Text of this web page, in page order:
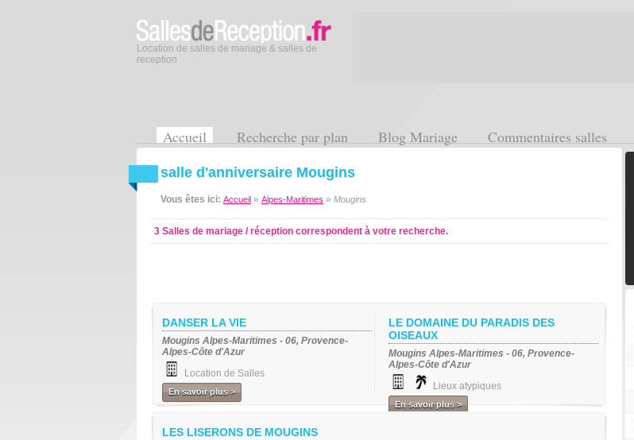
Location de salles de mariage & salles de
reception
Accueil Recherche par plan Blog Mariage Commentaires salles
salle d'anniversaire Mougins
Vous êtes ici: Accueil » Alpes-Maritimes » Mougins
3 Salles de mariage / réception correspondent à votre recherche.
DANSER LA VIE
Mougins Alpes-Maritimes - 06, Provence-
Alpes-Côte d'Azur
Location de Salles
En savoir plus >
LE DOMAINE DU PARADIS DES
OISEAUX
Mougins Alpes-Maritimes - 06, Provence-
Alpes-Côte d'Azur
Lieux atypiques
En savoir plus >
LES LISERONS DE MOUGINS